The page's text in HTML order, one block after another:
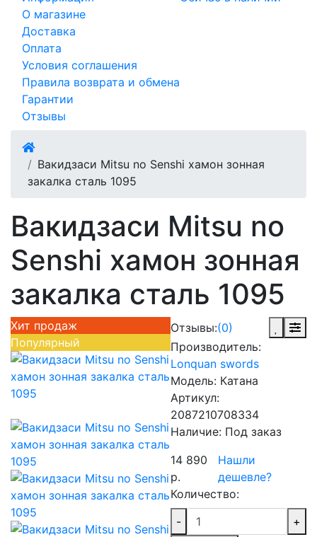
О магазине
Доставка
Оплата
Условия соглашения
Правила возврата и обмена
Гарантии
Отзывы
Вакидзаси Mitsu no Senshi хамон зонная
закалка сталь 1095
Вакидзаси Mitsu no
Senshi хамон зонная
закалка сталь 1095
Хит продаж
Популярный
Отзывы:(0)
Производитель:
Lonquan swords
Модель: Катана
Артикул:
2087210708334
Наличие: Под заказ
14 890
р.
Нашли
дешевле?
Количество:
-
+